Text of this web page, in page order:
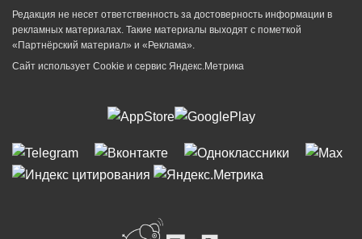
Редакция не несет ответственность за достоверность информации в
рекламных материалах. Такие материалы выходят с пометкой
«Партнёрский материал» и «Реклама».
Сайт использует Cookie и сервиc Яндекс.Метрика